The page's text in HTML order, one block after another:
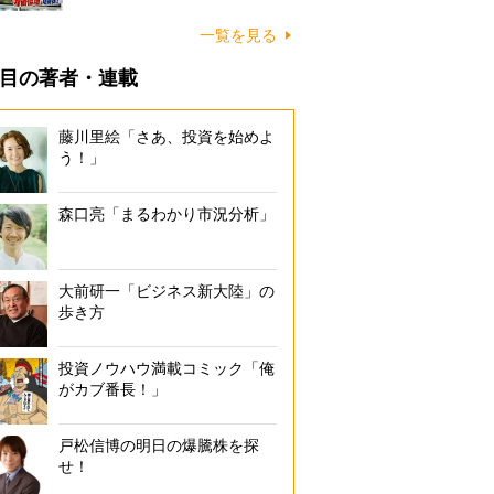
一覧を見る
の著者・連載
藤川里絵「さあ、投資を始めよ
う！」
森口亮「まるわかり市況分析」
大前研一「ビジネス新大陸」の
歩き方
投資ノウハウ満載コミック「俺
がカブ番長！」
戸松信博の明日の爆騰株を探
せ！